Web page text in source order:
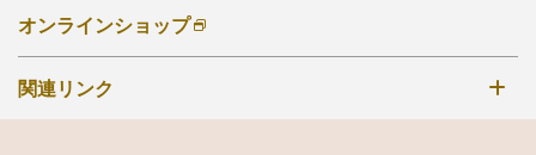
オンラインショップ
関連リンク